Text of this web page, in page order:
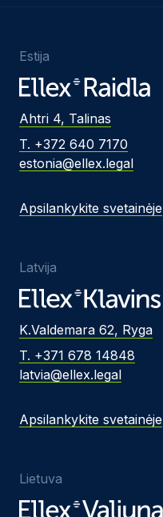
Estija
Ahtri 4, Talinas
T. +372 640 7170
estonia@ellex.legal
Apsilankykite svetainėje
Latvija
K.Valdemara 62, Ryga
T. +371 678 14848
latvia@ellex.legal
Apsilankykite svetainėje
Lietuva